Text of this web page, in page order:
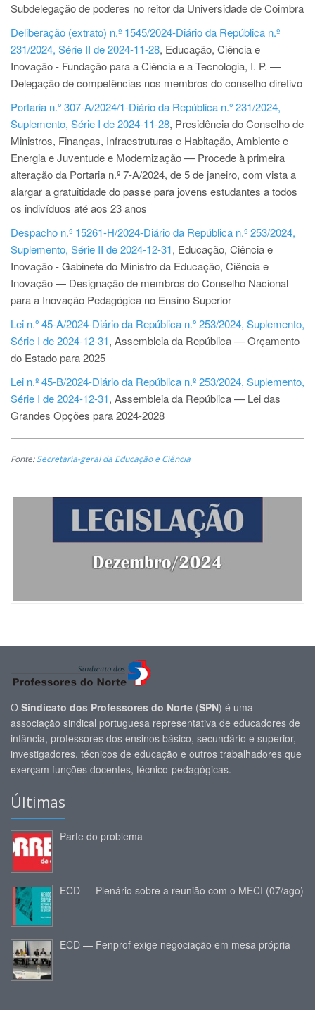
Subdelegação de poderes no reitor da Universidade de Coimbra
Deliberação (extrato) n.º 1545/2024-Diário da República n.º
231/2024, Série II de 2024-11-28, Educação, Ciência e
Inovação - Fundação para a Ciência e a Tecnologia, I. P. —
Delegação de competências nos membros do conselho diretivo
Portaria n.º 307-A/2024/1-Diário da República n.º 231/2024,
Suplemento, Série I de 2024-11-28, Presidência do Conselho de
Ministros, Finanças, Infraestruturas e Habitação, Ambiente e
Energia e Juventude e Modernização — Procede à primeira
alteração da Portaria n.º 7-A/2024, de 5 de janeiro, com vista a
alargar a gratuitidade do passe para jovens estudantes a todos
os indivíduos até aos 23 anos
Despacho n.º 15261-H/2024-Diário da República n.º 253/2024,
Suplemento, Série II de 2024-12-31, Educação, Ciência e
Inovação - Gabinete do Ministro da Educação, Ciência e
Inovação — Designação de membros do Conselho Nacional
para a Inovação Pedagógica no Ensino Superior
Lei n.º 45-A/2024-Diário da República n.º 253/2024, Suplemento,
Série I de 2024-12-31, Assembleia da República — Orçamento
do Estado para 2025
Lei n.º 45-B/2024-Diário da República n.º 253/2024, Suplemento,
Série I de 2024-12-31, Assembleia da República — Lei das
Grandes Opções para 2024-2028
Fonte:Secretaria-geral da Educação e Ciência
O Sindicato dos Professores do Norte (SPN) é uma
associação sindical portuguesa representativa de educadores de
infância, professores dos ensinos básico, secundário e superior,
investigadores, técnicos de educação e outros trabalhadores que
exerçam funções docentes, técnico-pedagógicas.
Últimas
Parte do problema
ECD — Plenário sobre a reunião com o MECI (07/ago)
ECD — Fenprof exige negociação em mesa própria